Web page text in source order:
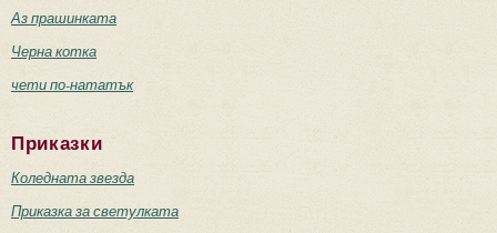
Аз прашинката
Черна котка
чети по-нататък
Приказки
Коледната звезда
Приказка за светулката